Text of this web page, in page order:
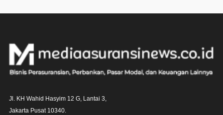
Jl. KH Wahid Hasyim 12 G, Lantai 3,
Jakarta Pusat 10340.